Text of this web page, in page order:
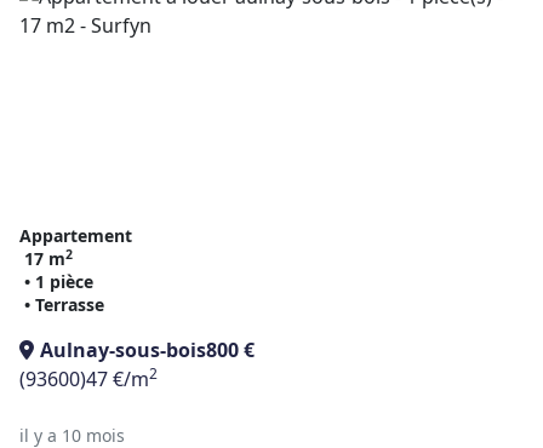
Appartement
17 m2
• 1 pièce
• Terrasse
Aulnay-sous-bois800 €
(93600)47 €/m2
il y a 10 mois